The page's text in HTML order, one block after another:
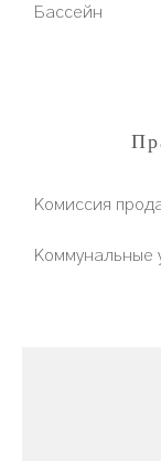
Бассейн
Комиссия
Коммунальные